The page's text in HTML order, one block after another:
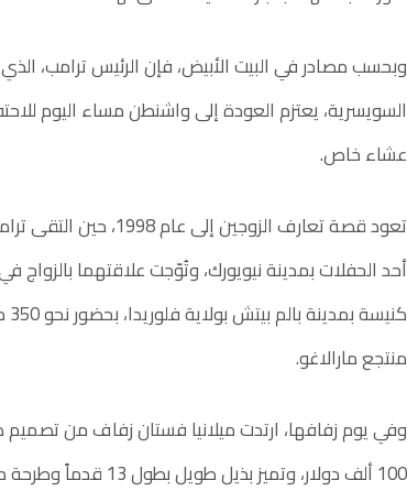
وبحسب مصادر في البيت الأبيض، فإن الرئيس ترامب،
السويسرية، يعتزم العودة إلى واشنطن مساء اليوم
عشاء خاص.
تعود قصة تعارف الزوجين
منتجع مارالاغو.
وفي يوم زفافها، ارتدت ميلانيا فستان زفاف من تصميم
100 ألف دولار، وتميز